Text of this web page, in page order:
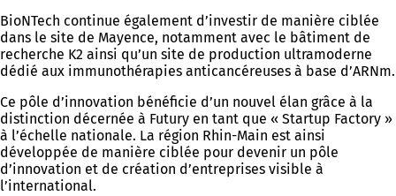
BioNTech continue également d’investir de manière ciblée
dans le site de Mayence, notamment avec le bâtiment de
recherche K2 ainsi qu’un site de production ultramoderne
dédié aux immunothérapies anticancéreuses à base d’ARNm.
Ce pôle d’innovation bénéficie d’un nouvel élan grâce à la
distinction décernée à Futury en tant que « Startup Factory »
à l’échelle nationale. La région Rhin-Main est ainsi
développée de manière ciblée pour devenir un pôle
d’innovation et de création d’entreprises visible à
l’international.